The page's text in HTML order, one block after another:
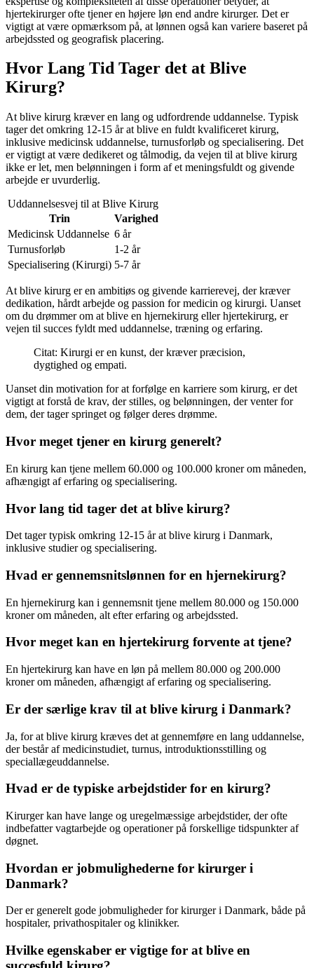
hjertekirurger ofte tjener en højere løn end andre kirurger. Det er
vigtigt at være opmærksom på, at lønnen også kan variere baseret på
arbejdssted og geografisk placering.
Hvor Lang Tid Tager det at Blive
Kirurg?
At blive kirurg kræver en lang og udfordrende uddannelse. Typisk
tager det omkring 12-15 år at blive en fuldt kvalificeret kirurg,
inklusive medicinsk uddannelse, turnusforløb og specialisering. Det
er vigtigt at være dedikeret og tålmodig, da vejen til at blive kirurg
ikke er let, men belønningen i form af et meningsfuldt og givende
arbejde er uvurderlig.
Uddannelsesvej til at Blive Kirurg
Trin
Varighed
Medicinsk Uddannelse 6 år
Turnusforløb
1-2 år
Specialisering (Kirurgi) 5-7 år
At blive kirurg er en ambitiøs og givende karrierevej, der kræver
dedikation, hårdt arbejde og passion for medicin og kirurgi. Uanset
om du drømmer om at blive en hjernekirurg eller hjertekirurg, er
vejen til succes fyldt med uddannelse, træning og erfaring.
Citat: Kirurgi er en kunst, der kræver præcision,
dygtighed og empati.
Uanset din motivation for at forfølge en karriere som kirurg, er det
vigtigt at forstå de krav, der stilles, og belønningen, der venter for
dem, der tager springet og følger deres drømme.
Hvor meget tjener en kirurg generelt?
En kirurg kan tjene mellem 60.000 og 100.000 kroner om måneden,
afhængigt af erfaring og specialisering.
Hvor lang tid tager det at blive kirurg?
Det tager typisk omkring 12-15 år at blive kirurg i Danmark,
inklusive studier og specialisering.
Hvad er gennemsnitslønnen for en hjernekirurg?
En hjernekirurg kan i gennemsnit tjene mellem 80.000 og 150.000
kroner om måneden, alt efter erfaring og arbejdssted.
Hvor meget kan en hjertekirurg forvente at tjene?
En hjertekirurg kan have en løn på mellem 80.000 og 200.000
kroner om måneden, afhængigt af erfaring og specialisering.
Er der særlige krav til at blive kirurg i Danmark?
Ja, for at blive kirurg kræves det at gennemføre en lang uddannelse,
der består af medicinstudiet, turnus, introduktionsstilling og
speciallægeuddannelse.
Hvad er de typiske arbejdstider for en kirurg?
Kirurger kan have lange og uregelmæssige arbejdstider, der ofte
indbefatter vagtarbejde og operationer på forskellige tidspunkter af
døgnet.
Hvordan er jobmulighederne for kirurger i
Danmark?
Der er generelt gode jobmuligheder for kirurger i Danmark, både på
hospitaler, privathospitaler og klinikker.
Hvilke egenskaber er vigtige for at blive en